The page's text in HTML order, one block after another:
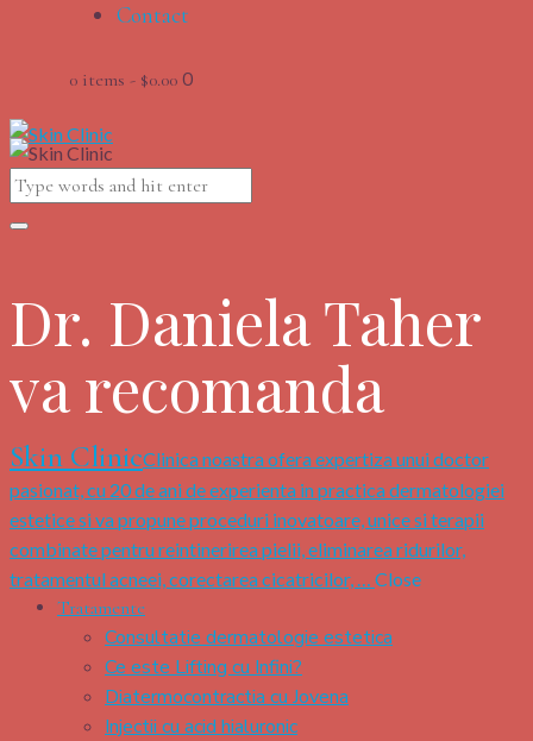
Contact
0 items - $0.00 0
Dr. Daniela Taher
va recomanda
Skin ClinicClinica noastra ofera expertiza unui doctor
pasionat, cu 20 de ani de experienta in practica dermatologiei
estetice si va propune proceduri inovatoare, unice si terapii
combinate pentru reintinerirea pielii, eliminarea ridurilor,
tratamentul acneei, corectarea cicatricilor, …
Close
Tratamente
Consultatie dermatologie estetica
Ce este Lifting cu Infini?
Diatermocontractia cu Jovena
Injectii cu acid hialuronic